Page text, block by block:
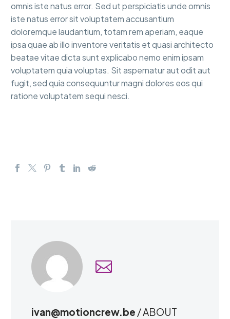
omnis iste natus error. Sed ut perspiciatis unde omnis
iste natus error sit voluptatem accusantium
doloremque laudantium, totam rem aperiam, eaque
ipsa quae ab illo inventore veritatis et quasi architecto
beatae vitae dicta sunt explicabo nemo enim ipsam
voluptatem quia voluptas. Sit aspernatur aut odit aut
fugit, sed quia consequuntur magni dolores eos qui
ratione voluptatem sequi nesci.
ivan@motioncrew.be / ABOUT